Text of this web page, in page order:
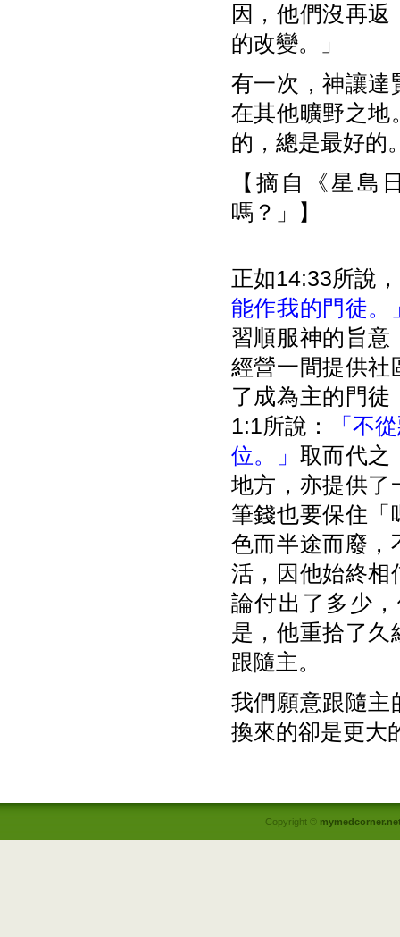
因，他們沒再
的改變。」
有一次，神讓達
在其他曠野之地
的，總是最好的
【摘自《星島
嗎？」】
正如14:33所說，
能作我的門徒。
習順服神的旨意
經營一間提供社
了成為主的門
1:1所說：
「不
位。」 取而代之
地方，亦提供了
筆錢也要保住「
色而半途而廢，
活，因他始終相
論付出了多少
是，他重拾了久
跟隨主。
我們願意跟隨主
換來的卻是更大
Copyright ©